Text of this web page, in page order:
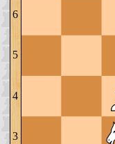
6
5
4
3